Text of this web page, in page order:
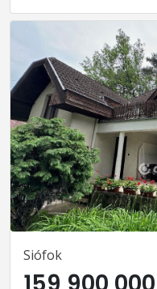
Siófok